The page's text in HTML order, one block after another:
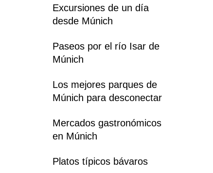
Excursiones de un día
desde Múnich
Paseos por el río Isar de
Múnich
Los mejores parques de
Múnich para desconectar
Mercados gastronómicos
en Múnich
Platos típicos bávaros